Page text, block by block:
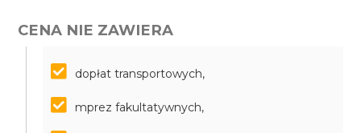
CENA NIE ZAWIERA
dopłat transportowych,
mprez fakultatywnych,